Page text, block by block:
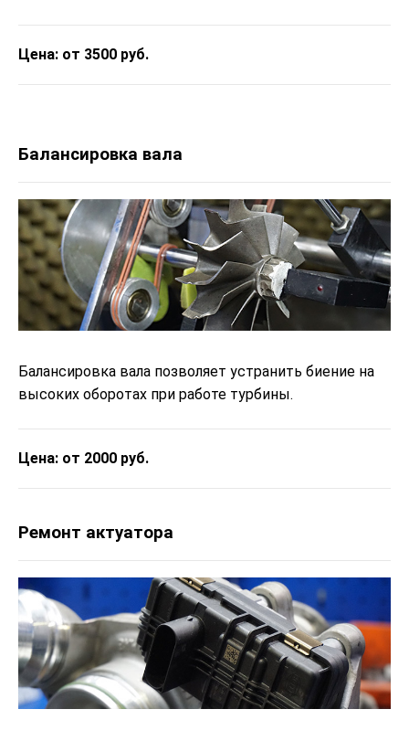
Цена: от 3500 руб.
Балансировка вала
Балансировка вала позволяет устранить биение на
высоких оборотах при работе турбины.
Цена: от 2000 руб.
Ремонт актуатора